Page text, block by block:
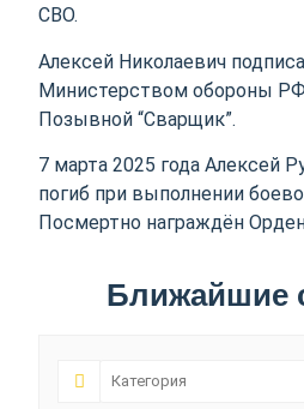
СВО.
Алексей Николаевич
Министерством обороны
Позывной “Сварщик”.
7 марта 2025 года Алексей
погиб при выполнении
Посмертно награждён
Ближайшие